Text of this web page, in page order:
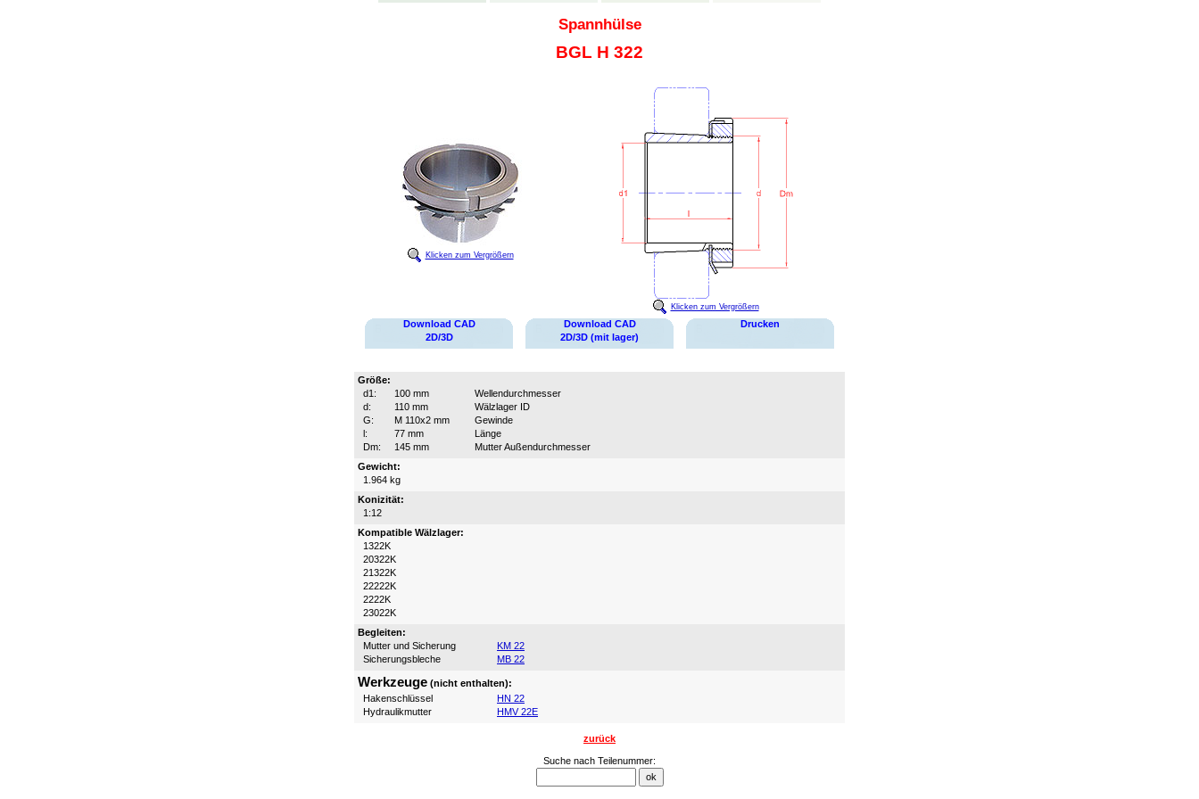
Spannhülse
BGL H 322
Klicken zum Vergrößern
Klicken zum Vergrößern
Download CAD
2D/3D
Download CAD
2D/3D (mit lager)
Drucken
Größe:
d1:
100 mm
Wellendurchmesser
d:
110 mm
Wälzlager ID
G:
M 110x2 mm
Gewinde
l:
77 mm
Länge
Dm:
145 mm
Mutter Außendurchmesser
Gewicht:
1.964 kg
Konizität:
1:12
Kompatible Wälzlager:
1322K
20322K
21322K
22222K
2222K
23022K
Begleiten:
Mutter und Sicherung
KM 22
Sicherungsbleche
MB 22
Werkzeuge (nicht enthalten):
Hakenschlüssel
HN 22
Hydraulikmutter
HMV 22E
zurück
Suche nach Teilenummer: